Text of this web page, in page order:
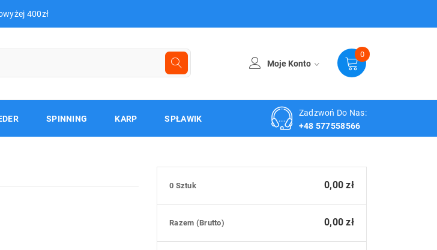
400zł
0
Moje Konto
SPINNING KARP SPŁAWIK
Zadzwoń Do Nas:
+48 577558566
0 Sztuk 0,00 zł
Razem (brutto) 0,00 zł